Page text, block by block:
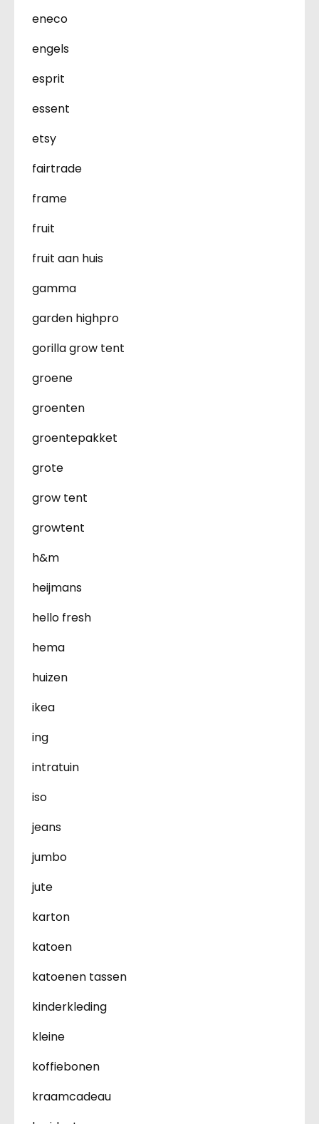
eneco
engels
esprit
essent
etsy
fairtrade
frame
fruit
fruit aan huis
gamma
garden highpro
gorilla grow tent
groene
groenten
groentepakket
grote
grow tent
growtent
h&m
heijmans
hello fresh
hema
huizen
ikea
ing
intratuin
iso
jeans
jumbo
jute
karton
katoen
katoenen tassen
kinderkleding
kleine
koffiebonen
kraamcadeau